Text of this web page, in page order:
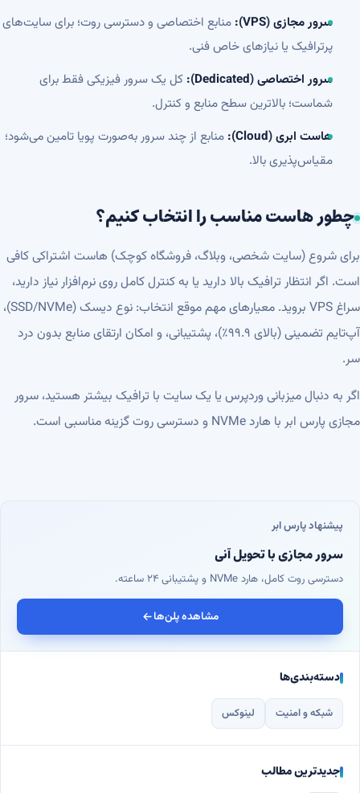
سرور مجازی (VPS):
منابع اختصاصی و دسترسی روت؛ برای سایت‌های
پرترافیک یا نیازهای خاص فنی.
سرور اختصاصی (Dedicated):
کل یک سرور فیزیکی فقط برای
شماست؛ بالاترین سطح منابع و کنترل.
هاست ابری (Cloud):
منابع از چند سرور به‌صورت پویا تامین می‌شود؛
مقیاس‌پذیری بالا.
چطور هاست مناسب را انتخاب کنیم؟
برای شروع (سایت شخصی، وبلاگ، فروشگاه کوچک) هاست اشتراکی کافی
است. اگر انتظار ترافیک بالا دارید یا به کنترل کامل روی نرم‌افزار نیاز دارید،
سراغ VPS بروید. معیارهای مهم موقع انتخاب: نوع دیسک (SSD/NVMe)،
آپ‌تایم تضمینی (بالای ۹۹.۹٪)، پشتیبانی، و امکان ارتقای منابع بدون درد
سر.
اگر به دنبال میزبانی وردپرس یا یک سایت با ترافیک بیشتر هستید، سرور
مجازی پارس ابر با هارد NVMe و دسترسی روت گزینه مناسبی است.
پیشنهاد پارس ابر
سرور مجازی با تحویل آنی
دسترسی روت کامل، هارد NVMe و پشتیبانی ۲۴ ساعته.
مشاهده پلن‌ها
دسته‌بندی‌ها
شبکه و امنیت لینوکس
جدیدترین مطالب